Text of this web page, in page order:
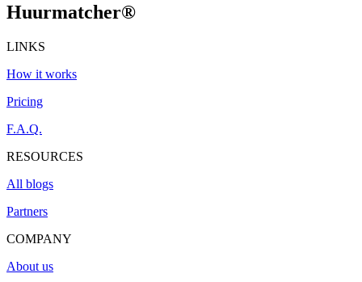
Huurmatcher®
LINKS
How it works
Pricing
F.A.Q.
RESOURCES
All blogs
Partners
COMPANY
About us